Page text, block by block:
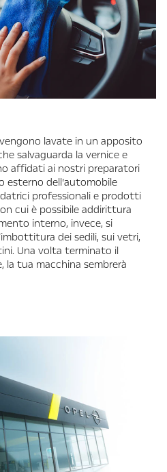
lavate in un apposito
salvaguarda la vernice e
affidati ai nostri preparatori
dell’automobile
professionali e prodotti
cui è possibile addirittura
interno, invece, si
dei sedili, sui vetri,
Una volta terminato il
la tua macchina sembrerà